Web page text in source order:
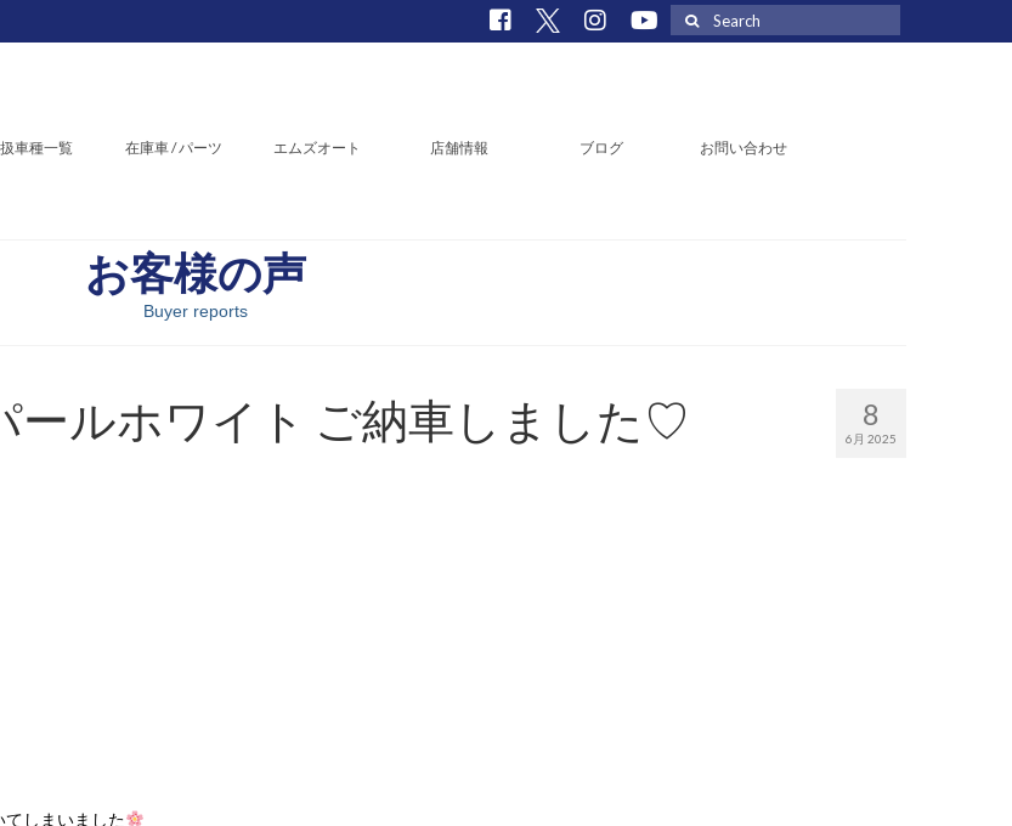
Search
for:
車種一覧 在庫車 / パーツ エムズオート 店舗情報 ブログ お問い合わせ
お客様の声
Buyer reports
8
6月 2025
ールホワイト ご納車しました♡
しまいました